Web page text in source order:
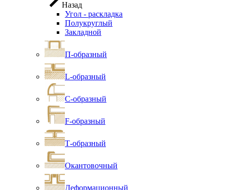
Назад
Угол - раскладка
Полукруглый
Закладной
П-образный
L-образный
С-образный
F-образный
Т-образный
Окантовочный
Деформационный